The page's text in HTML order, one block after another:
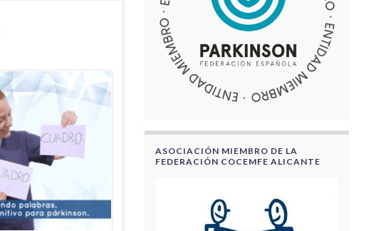
ASOCIACIÓN MIEMBRO DE LA
FEDERACIÓN COCEMFE ALICANTE